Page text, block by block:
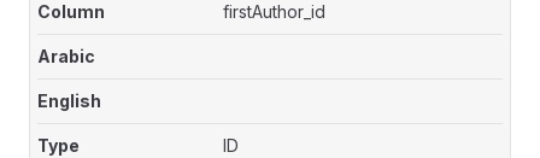
firstAuthor_id
ID